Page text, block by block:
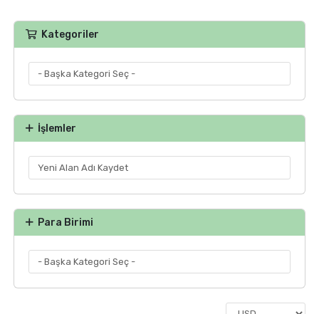
Kategoriler
İşlemler
Para Birimi